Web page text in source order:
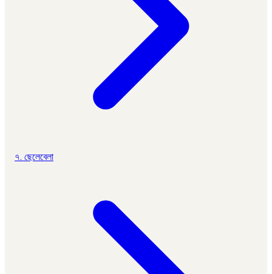
৭. ছেলেবেলা